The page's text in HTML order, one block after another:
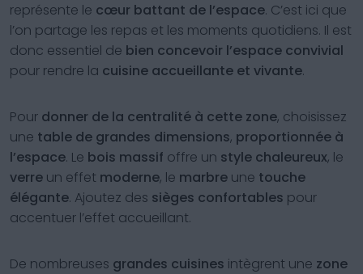
représente le cœur battant de l’espace. C’est ici que
l’on partage les repas et les moments quotidiens. Il est
donc essentiel de bien concevoir l’espace convivial
pour rendre la cuisine accueillante et vivante.
Pour donner de la centralité à cette zone, choisissez
une table de grandes dimensions, proportionnée à
l’espace. Le bois massif offre un style chaleureux, le
verre un effet moderne, le marbre une touche
élégante. Ajoutez des sièges confortables pour
accentuer l’effet accueillant.
De nombreuses grandes cuisines intègrent une zone